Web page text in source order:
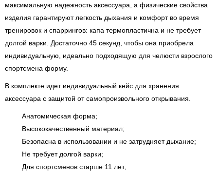
максимальную надежность аксессуара, а физические свойства
изделия гарантируют легкость дыхания и комфорт во время
тренировок и спаррингов: капа термопластична и не требует
долгой варки. Достаточно 45 секунд, чтобы она приобрела
индивидуальную, идеально подходящую для челюсти взрослого
спортсмена форму.
В комплекте идет индивидуальный кейс для хранения
аксессуара с защитой от самопроизвольного открывания.
Анатомическая форма;
Высококачественный материал;
Безопасна в использовании и не затрудняет дыхание;
Не требует долгой варки;
Для спортсменов старше 11 лет;